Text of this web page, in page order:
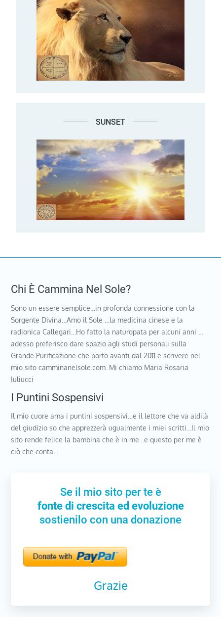
SUNSET
Chi È Cammina Nel Sole?
Sono un essere semplice…in profonda connessione con la
Sorgente Divina…Amo il Sole …la medicina cinese e la
radionica Callegari…Ho fatto la naturopata per alcuni anni …
adesso preferisco dare spazio agli studi personali sulla
Grande Purificazione che porto avanti dal 2011 e scrivere nel
mio sito camminanelsole.com. Mi chiamo Maria Rosaria
Iuliucci
I Puntini Sospensivi
Il mio cuore ama i puntini sospensivi…e il lettore che va aldilà
del giudizio so che apprezzerà ugualmente i miei scritti…Il mio
sito rende felice la bambina che è in me…e questo per me è
ciò che conta…
Se il mio sito per te è
fonte di crescita ed evoluzione
sostienilo con una donazione
Grazie